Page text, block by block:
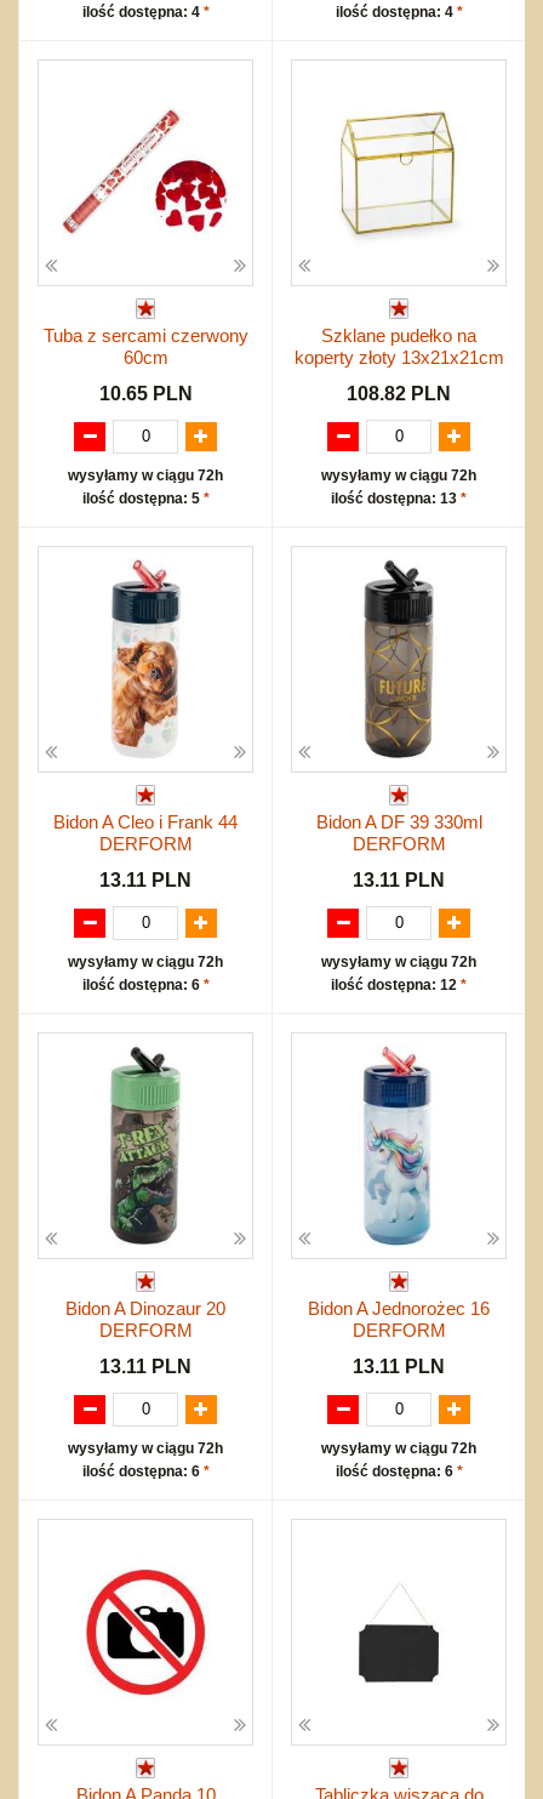
ilość dostępna: 4 *
ilość dostępna: 4 *
Tuba z sercami czerwony
60cm
10.65 PLN
wysyłamy w ciągu 72h
ilość dostępna: 5 *
Szklane pudełko na
koperty złoty 13x21x21cm
108.82 PLN
wysyłamy w ciągu 72h
ilość dostępna: 13 *
Bidon A Cleo i Frank 44
DERFORM
13.11 PLN
wysyłamy w ciągu 72h
ilość dostępna: 6 *
Bidon A DF 39 330ml
DERFORM
13.11 PLN
wysyłamy w ciągu 72h
ilość dostępna: 12 *
Bidon A Dinozaur 20
DERFORM
13.11 PLN
wysyłamy w ciągu 72h
ilość dostępna: 6 *
Bidon A Jednorożec 16
DERFORM
13.11 PLN
wysyłamy w ciągu 72h
ilość dostępna: 6 *
Bidon A Panda 10 Tabliczka wisząca do